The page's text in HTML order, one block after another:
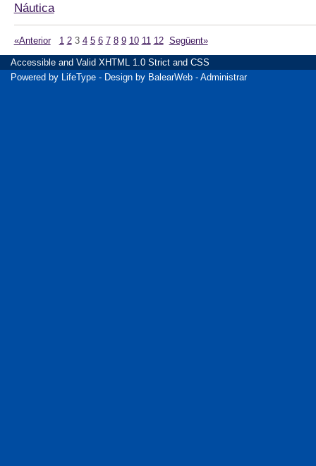
Náutica
«Anterior 1 2 3 4 5 6 7 8 9 10 11 12 Següent»
Accessible and Valid XHTML 1.0 Strict and CSS
Powered by
LifeType - Design by BalearWeb - Administrar